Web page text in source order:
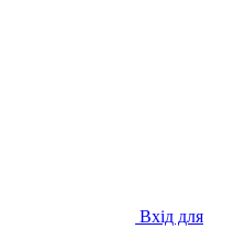
Вхід для